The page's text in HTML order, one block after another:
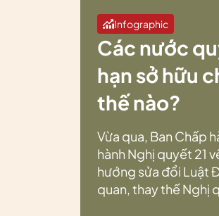
Infographic
Các nước
hạn sở hữu
thế nào?
Vừa qua, Ban Chấp
hành Nghị quyết 21
hướng sửa đổi Luật
quan, thay thế Nghị